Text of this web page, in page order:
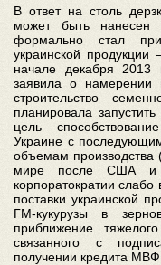
В ответ на столь
может быть нанесен
формально стал
украинской продукции
начале декабря 2013
заявила о намерении
строительство
планировала
цель –
Украине с
объемам производства
мире после США и
корпоратократии
поставки украинской
ГМ-кукурузы в
приближение
связанного с
получении кредита